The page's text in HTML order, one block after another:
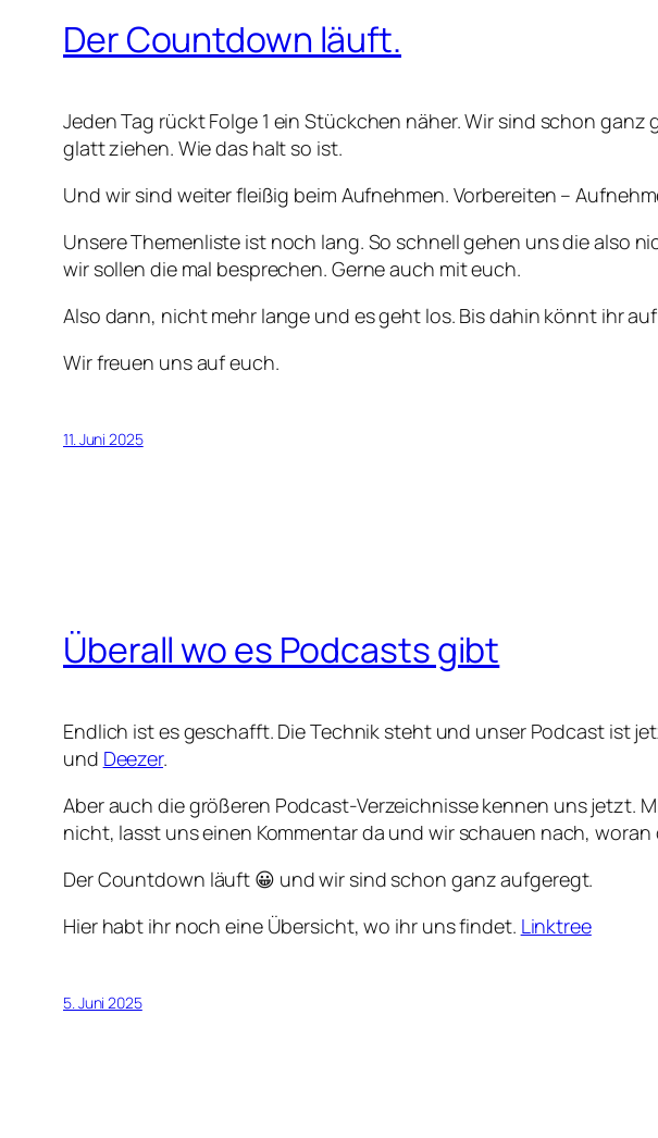
Der Countdown läuft.
Jeden Tag rückt Folge 1 ein Stückchen näher. Wir sind schon
glatt ziehen. Wie das halt so ist.
Und wir sind weiter fleißig beim Aufnehmen. Vorbereiten –
Unsere Themenliste ist noch lang. So schnell gehen uns die also
wir sollen die mal besprechen. Gerne auch mit euch.
Also dann, nicht mehr lange und es geht los. Bis dahin könnt ihr
Wir freuen uns auf euch.
11. Juni 2025
Überall wo es Podcasts gibt
Endlich ist es geschafft. Die Technik steht und unser Podcast ist
und Deezer.
Aber auch die größeren Podcast-Verzeichnisse kennen uns jetzt.
nicht, lasst uns einen Kommentar da und wir schauen nach, woran
Der Countdown läuft 😀 und wir sind schon ganz aufgeregt.
Hier habt ihr noch eine Übersicht, wo ihr uns findet. Linktree
5. Juni 2025